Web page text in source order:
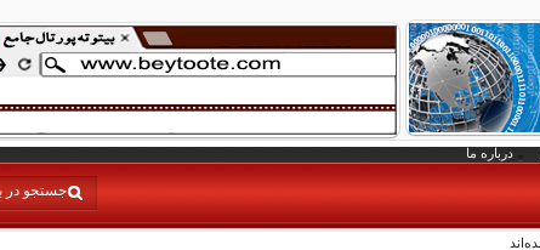
درباره ما